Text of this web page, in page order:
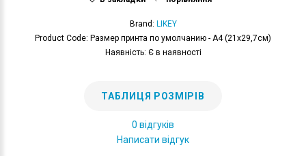
Brand: LIKEY
Product Code: Размер принта по умолчанию - А4 (21x29,7см)
Наявність: Є в наявності
ТАБЛИЦЯ РОЗМІРІВ
0 відгуків
Написати відгук